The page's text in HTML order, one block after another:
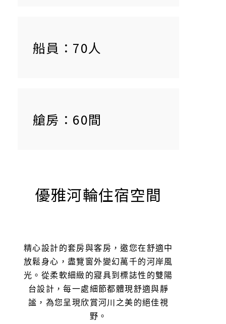
船員：70人
艙房：60間
優雅河輪住宿空間
精心設計的套房與客房，邀您在舒適中
放鬆身心，盡覽窗外變幻萬千的河岸風
光。從柔軟細緻的寢具到標誌性的雙陽
台設計，每一處細節都體現舒適與靜
謐，為您呈現欣賞河川之美的絕佳視
野。